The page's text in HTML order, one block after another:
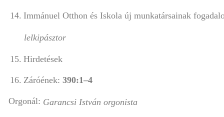
14. Immánuel Otthon és Iskola új munkatársainak
lelkipásztor
15. Hirdetések
16. Záróének: 390:1–4
Orgonál: Garancsi István orgonista